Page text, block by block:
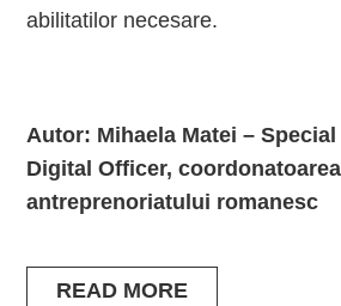
abilitatilor necesare.
Autor: Mihaela Matei –
Digital Officer,
antreprenoriatului romanesc
READ MORE